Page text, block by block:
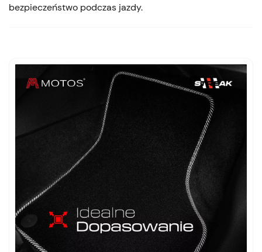
bezpieczeństwo podczas jazdy.